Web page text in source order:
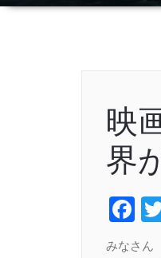
映
界
みなさん